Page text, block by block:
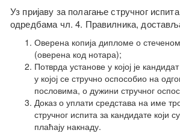
Уз пријаву за полагање стручног
одредбама чл. 4. Правилника,
Оверена копија дипломе о
(оверена код нотара);
Потврда установе у којој је
у којој се стручно оспособио на
пословима, о дужини стручног
Доказ о уплати средстава на име
стручног испита за кандидате који
плаћају накнаду.